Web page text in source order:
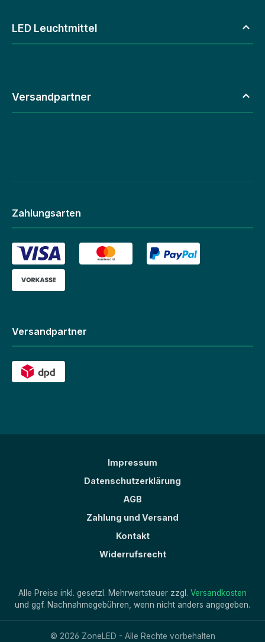
LED Leuchtmittel
Versandpartner
Zahlungsarten
Versandpartner
Impressum
Datenschutzerklärung
AGB
Zahlung und Versand
Kontakt
Widerrufsrecht
Alle Preise inkl. gesetzl. Mehrwertsteuer zzgl. Versandkosten
und ggf. Nachnahmegebühren, wenn nicht anders angegeben.
© 2026 ZoneLED - Alle Rechte vorbehalten